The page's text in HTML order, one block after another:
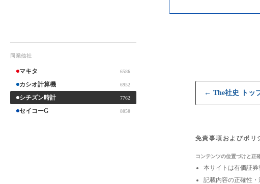
同業他社
マキタ 6586
カシオ計算機 6952
シチズン時計 7762
セイコーG 8050
← The社史 トッ
免責事項およびポリ
コンテンツの位置づけと正
本サイトは有価証
記載内容の正確性